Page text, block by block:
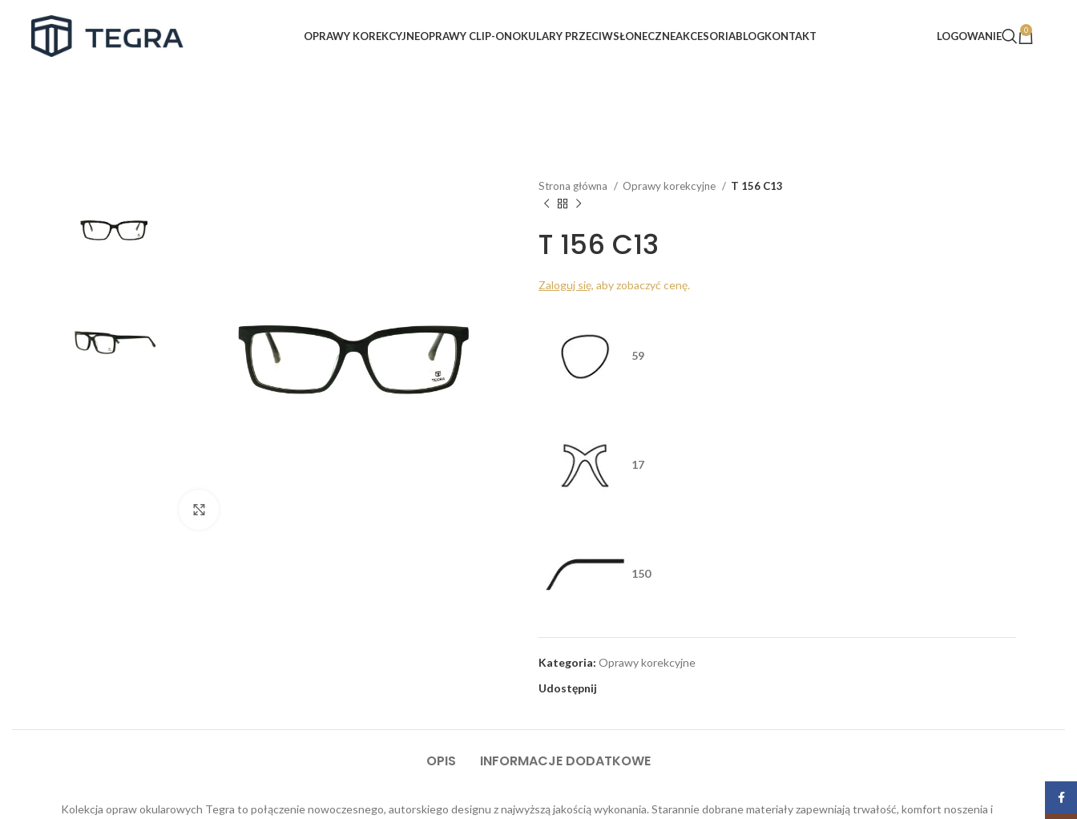
OPRAWY KOREKCYJNEOPRAWY CLIP-ONOKULARY PRZECIWSŁONECZNEAKCESORIABLOGKONTAKT LOGOWANIE 0
Strona główna Oprawy korekcyjne T 156 C13
T 156 C13
Zaloguj się, aby zobaczyć cenę.
59
17
150
Kategoria: Oprawy korekcyjne
Udostępnij
OPIS INFORMACJE DODATKOWE
Kolekcja opraw okularowych Tegra to połączenie nowoczesnego, autorskiego designu z najwyższą jakością wykonania. Starannie dobrane materiały zapewniają trwałość, komfort noszenia i